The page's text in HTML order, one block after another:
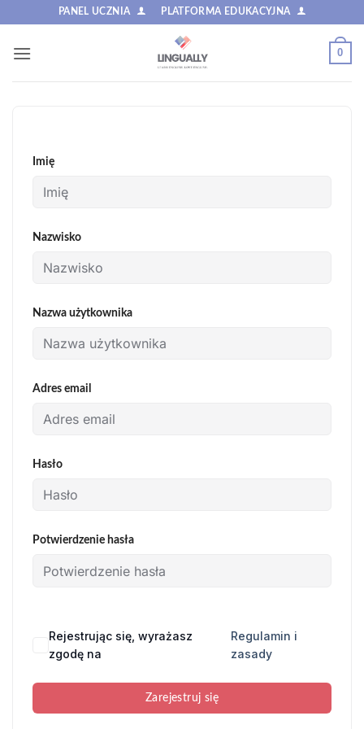
zawartości
PANEL UCZNIA PLATFORMA EDUKACYJNA
0
Imię
Nazwisko
Nazwa użytkownika
Adres email
Hasło
Potwierdzenie hasła
Rejestrując się, wyrażasz
zgodę na
Regulamin i
zasady
Zarejestruj się